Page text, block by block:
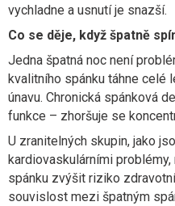
vychladne a usnutí je snazší.
Co se děje, když špatně
Jedna špatná noc není
kvalitního spánku táhne celé
únavu. Chronická spánková
funkce – zhoršuje se
U zranitelných skupin, jako
kardiovaskulárními
spánku zvýšit riziko
souvislost mezi špatným